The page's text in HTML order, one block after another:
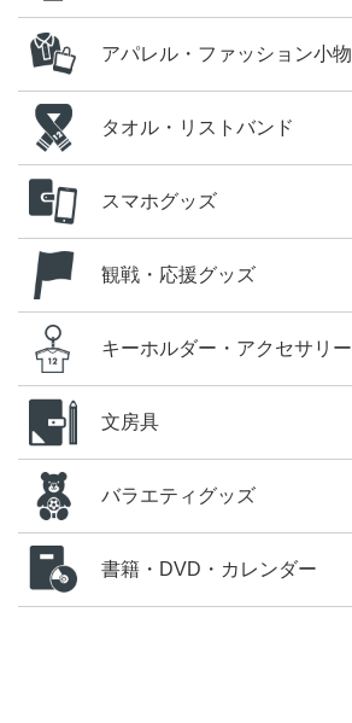
アパレル・ファッション小物
タオル・リストバンド
スマホグッズ
観戦・応援グッズ
キーホルダー・アクセサリー
文房具
バラエティグッズ
書籍・DVD・カレンダー